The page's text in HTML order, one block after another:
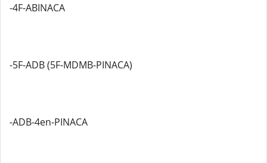
-4F-ABINACA
-5F-ADB (5F-MDMB-PINACA)
-ADB-4en-PINACA